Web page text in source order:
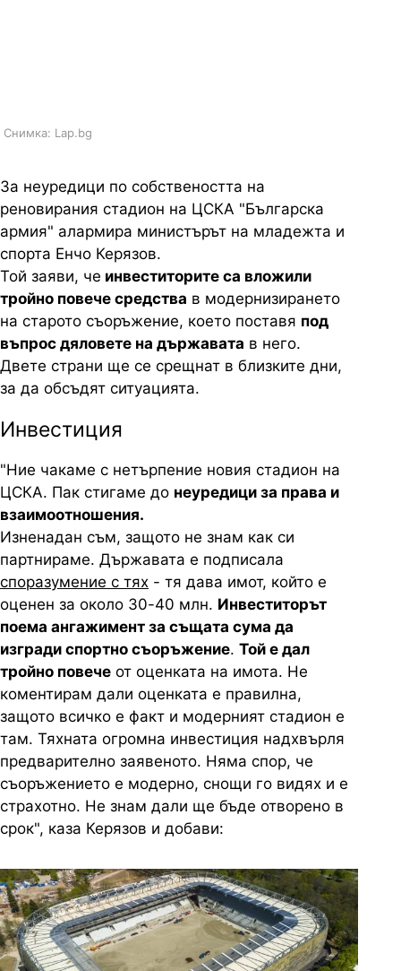
Снимка: Lap.bg
За неуредици по собствеността на
реновирания стадион на ЦСКА "Българска
армия" алармира министърът на младежта и
спорта Енчо Керязов.
Той заяви, че инвеститорите са вложили
тройно повече средства в модернизирането
на старото съоръжение, което поставя под
въпрос дяловете на държавата в него.
Двете страни ще се срещнат в близките дни,
за да обсъдят ситуацията.
Инвестиция
"Ние чакаме с нетърпение новия стадион на
ЦСКА. Пак стигаме до неуредици за права и
взаимоотношения.
Изненадан съм, защото не знам как си
партнираме. Държавата е подписала
споразумение с тях - тя дава имот, който е
оценен за около 30-40 млн. Инвеститорът
поема ангажимент за същата сума да
изгради спортно съоръжение. Той е дал
тройно повече от оценката на имота. Не
коментирам дали оценката е правилна,
защото всичко е факт и модерният стадион е
там. Тяхната огромна инвестиция надхвърля
предварително заявеното. Няма спор, че
съоръжението е модерно, снощи го видях и е
страхотно. Не знам дали ще бъде отворено в
срок", каза Керязов и добави: